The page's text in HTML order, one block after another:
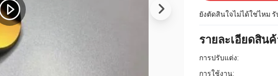
ยังตัดสินใจไม่ได้ใช่ไหม รั
รายละเอียดสิน
การปรับแต่ง:
การใช้งาน: